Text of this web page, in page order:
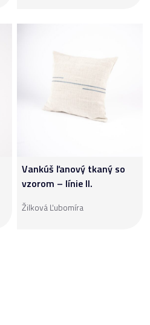
Vankúš ľanový tkaný so
vzorom – línie II.
Žilková Ľubomíra